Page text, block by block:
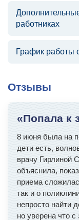
работниках
График работы
Отзывы
«Попала к
8 июня была на
дети есть,
врачу Гирлиной
объяснила,
приема
так и о
непросто найти
но уверена что